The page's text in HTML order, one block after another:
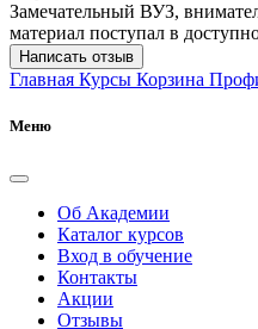
Замечательный ВУЗ,
материал поступал в
Написать отзыв
Главная Курсы Корзина
Меню
Об Академии
Каталог курсов
Вход в обучение
Контакты
Акции
Отзывы